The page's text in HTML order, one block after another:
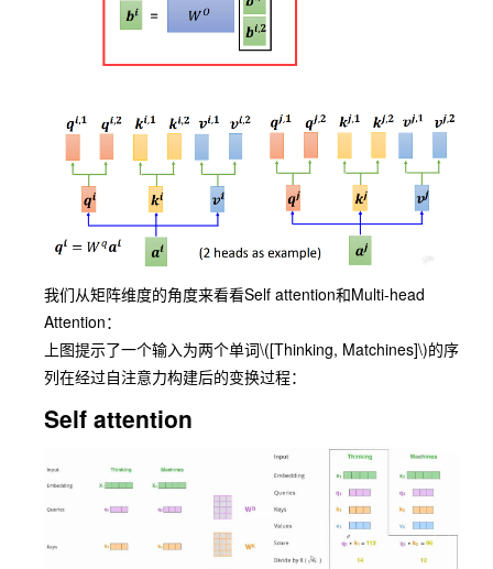
我们从矩阵维度的角度来看看Self attention和Multi-head
Attention：
上图提示了一个输入为两个单词\([Thinking, Matchines]\)的序
列在经过自注意力构建后的变换过程：
Self attention